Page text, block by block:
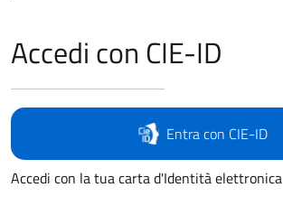
Accedi con CIE-ID
Entra con CIE-ID
Accedi con la tua carta d'Identità elettronica